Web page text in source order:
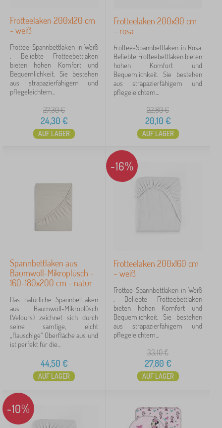
Frotteelaken 200x120 cm
- weiß
Frottee-Spannbettlaken in Weiß
. Beliebte Frotteebettlaken
bieten hohen Komfort und
Bequemlichkeit. Sie bestehen
aus strapazierfähigem und
pflegeleichtem...
27,30€
24,30 €
AUF LAGER
Frotteelaken 200x90 cm
– rosa
Frottee-Spannbettlaken in Rosa.
Beliebte Frotteebettlaken bieten
hohen Komfort und
Bequemlichkeit. Sie bestehen
aus strapazierfähigem und
pflegeleichtem...
22,80€
20,10 €
AUF LAGER
Spannbettlaken aus
Baumwoll-Mikroplüsch -
160-180x200 cm - natur
Das natürliche Spannbettlaken
aus Baumwoll-Mikroplüsch
(Velours) zeichnet sich durch
seine samtige, leicht
„flauschige“ Oberfläche aus und
ist perfekt für die...
44,50 €
AUF LAGER
-16%
Frotteelaken 200x160 cm
– weiß
Frottee-Spannbettlaken in Weiß
. Beliebte Frotteebettlaken
bieten hohen Komfort und
Bequemlichkeit. Sie bestehen
aus strapazierfähigem und
pflegeleichtem...
33,10€
27,80 €
AUF LAGER
-10%